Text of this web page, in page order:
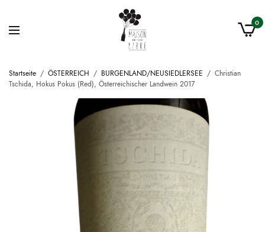
0
Startseite / ÖSTERREICH / BURGENLAND/NEUSIEDLERSEE / Christian
Tschida, Hokus Pokus (Red), Österreichischer Landwein 2017